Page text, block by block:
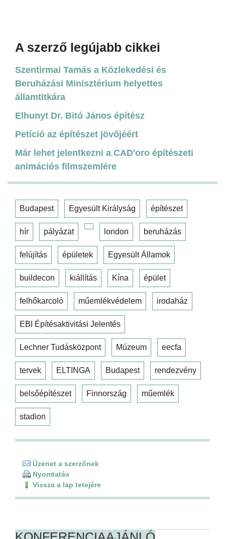
A szerző legújabb cikkei
Szentirmai Tamás a Közlekedési és
Beruházási Minisztérium helyettes
államtitkára
Elhunyt Dr. Bitó János építész
Petíció az építészet jövőjéért
Már lehet jelentkezni a CAD'oro építészeti
animációs filmszemlére
Budapest Egyesült Királyság építészet
hír pályázat london beruházás
felújítás épületek Egyesült Államok
buildecon kiállítás Kína épület
felhőkarcoló műemlékvédelem irodaház
EBI Építésaktivitási Jelentés
Lechner Tudásközpont Múzeum eecfa
tervek ELTINGA Budapest rendezvény
belsőépítészet Finnország műemlék
stadion
Üzenet a szerzőnek
Nyomtatás
Vissza a lap tetejére